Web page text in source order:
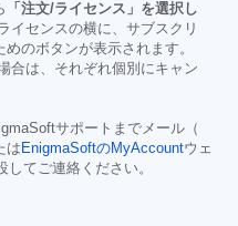
「注文/ライセンス」を選択し
イセンスの横に、サブスクリ
のボタンが表示されます。
合は、それぞれ個別にキャン
サポートまでメール（
は EnigmaSoftのMyAccountウェ
てご連絡ください。